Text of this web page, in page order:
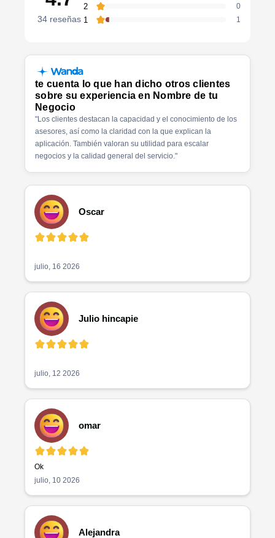
34 reseñas
2 0
1 1
te cuenta lo que han dicho otros clientes
sobre su experiencia en Nombre de tu
Negocio
"Los clientes destacan la capacidad y el conocimiento de los
asesores, así como la claridad con la que explican la
aplicación. También valoran su utilidad para escalar
negocios y la calidad general del servicio. "
Oscar
julio, 16 2026
Julio hincapie
julio, 12 2026
omar
Ok
julio, 10 2026
Alejandra